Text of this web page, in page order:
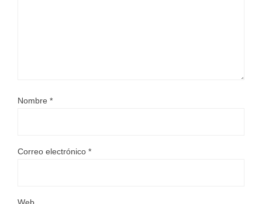
Nombre *
Correo electrónico *